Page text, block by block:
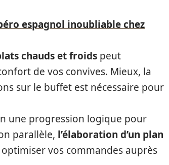
espagnol inoubliable chez
chauds et froids peut
de vos convives. Mieux, la
sur le buffet est nécessaire pour
une progression logique pour
parallèle, l’élaboration d’un plan
vos commandes auprès